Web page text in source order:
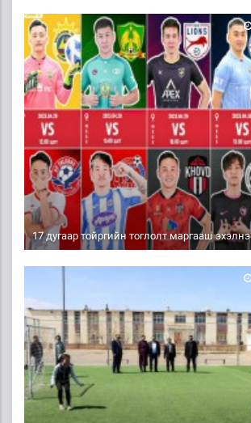
17 дугаар тойргийн тоглолт маргааш эхэлнэ